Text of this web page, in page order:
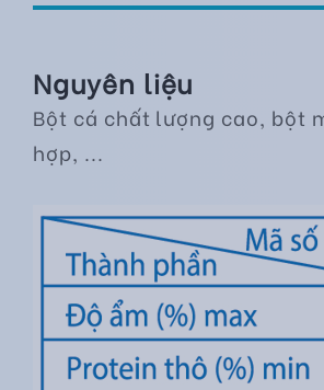
Nguyên liệu
Bột cá chất lượng cao, bột
hợp, ...